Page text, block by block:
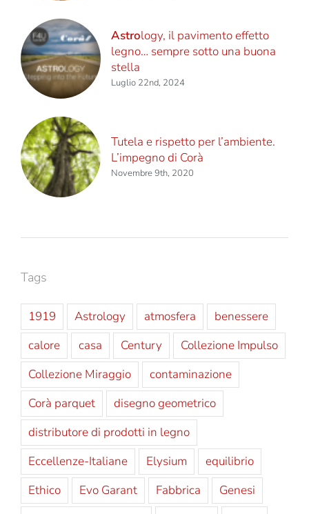
Astrology, il pavimento effetto
legno… sempre sotto una buona
stella
Luglio 22nd, 2024
Tutela e rispetto per l’ambiente.
L’impegno di Corà
Novembre 9th, 2020
Tags
1919 Astrology atmosfera
benessere
calore
casa Century
Collezione Impulso
Collezione Miraggio
contaminazione
Corà parquet
disegno geometrico
distributore di prodotti in legno
Eccellenze-Italiane
Elysium
equilibrio
Ethico
Evo Garant Fabbrica
Genesi